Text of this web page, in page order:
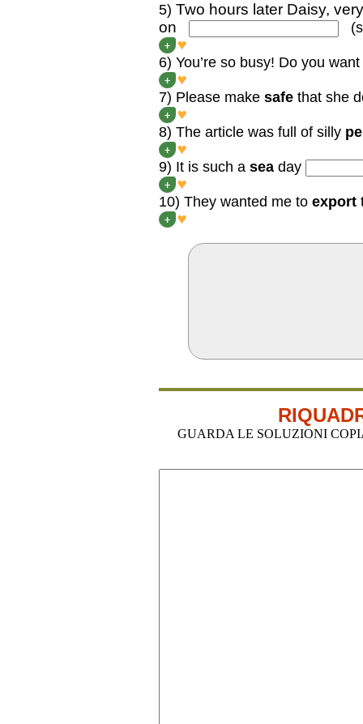
5) Two hours later Daisy,
on
+
6) You’re so busy! Do you
+
7) Please make safe that she
+
8) The article was full of silly
+
9) It is such a sea day
+
10) They wanted me to export
+
GUARDA LE SOLUZIONI